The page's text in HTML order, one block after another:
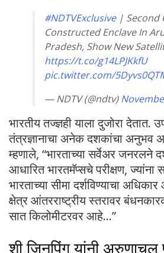
#NDTVExclusive| Second
Constructed Enclave In
Pradesh, Show New
https://t.co/g14LPJKkfU
pic.twitter.com/
— NDTV (@ndtv)
भारतीय तज्ज्ञही याला दुजोरा देतात.
तंत्रज्ञानाचा अनेक दशकांचा अनुभव
म्हणाले, “भारताच्या सर्वेअर जनरलने
आधारित भारतमॅप्सचे परीक्षण,
भारताच्या सीमा दर्शविण्याचा
क्षेत्र आंतरराष्ट्रीय स्तरावर
सात किलोमीटरवर आहे…”
शी जिनपिंग यांनी अरुणाचल